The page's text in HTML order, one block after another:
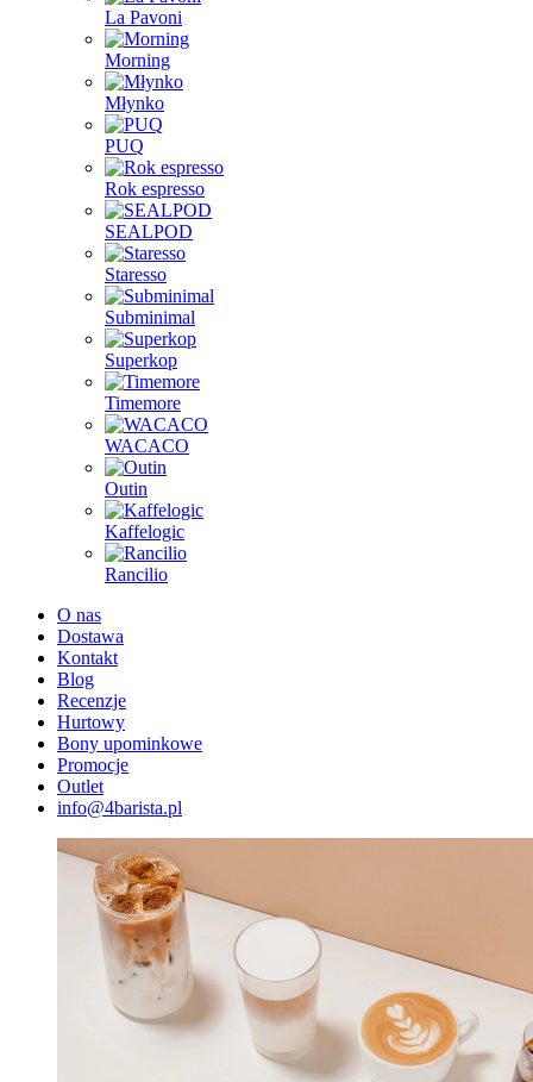
La Pavoni
Morning
Młynko
PUQ
Rok espresso
SEALPOD
Staresso
Subminimal
Superkop
Timemore
WACACO
Outin
Kaffelogic
Rancilio
O nas
Dostawa
Kontakt
Blog
Recenzje
Hurtowy
Bony upominkowe
Promocje
Outlet
info@4barista.pl